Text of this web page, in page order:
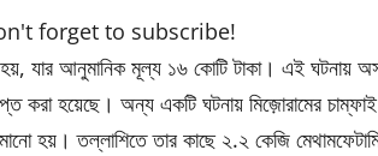
forget to subscribe!
যার আনুমানিক মূল্য ১৬ কোটি টাকা। এই ঘটনায়
করা হয়েছে। অন্য একটি ঘটনায় মিজ়োরামের
হয়। তল্লাশিতে তার কাছে ২.২ কেজি